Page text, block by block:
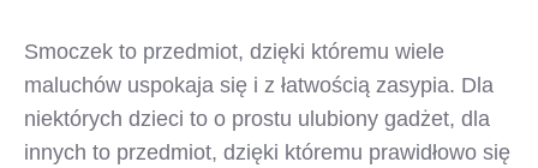
Smoczek to przedmiot, dzięki któremu wiele
maluchów uspokaja się i z łatwością zasypia. Dla
niektórych dzieci to o prostu ulubiony gadżet, dla
innych to przedmiot, dzięki któremu prawidłowo się